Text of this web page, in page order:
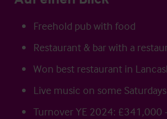
Freehold pub with food
Restaurant & bar with a
Won best restaurant in
Live music on some
Turnover YE 2024: £341,000